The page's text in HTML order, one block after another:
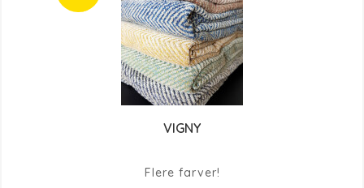
VIGNY
Flere farver!